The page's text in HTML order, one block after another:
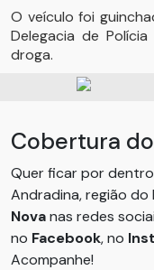
O veículo foi
Delegacia de
droga.
Cobertura
Quer ficar por
Andradina, região do
Novanas redes
no Facebook, no
Acompanhe!